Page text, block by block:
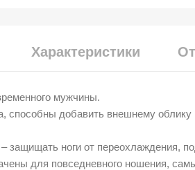
Характеристики
мужчины.
способны добавить внешнему
защищать ноги от переохлаждения,
для повседневного ношения,